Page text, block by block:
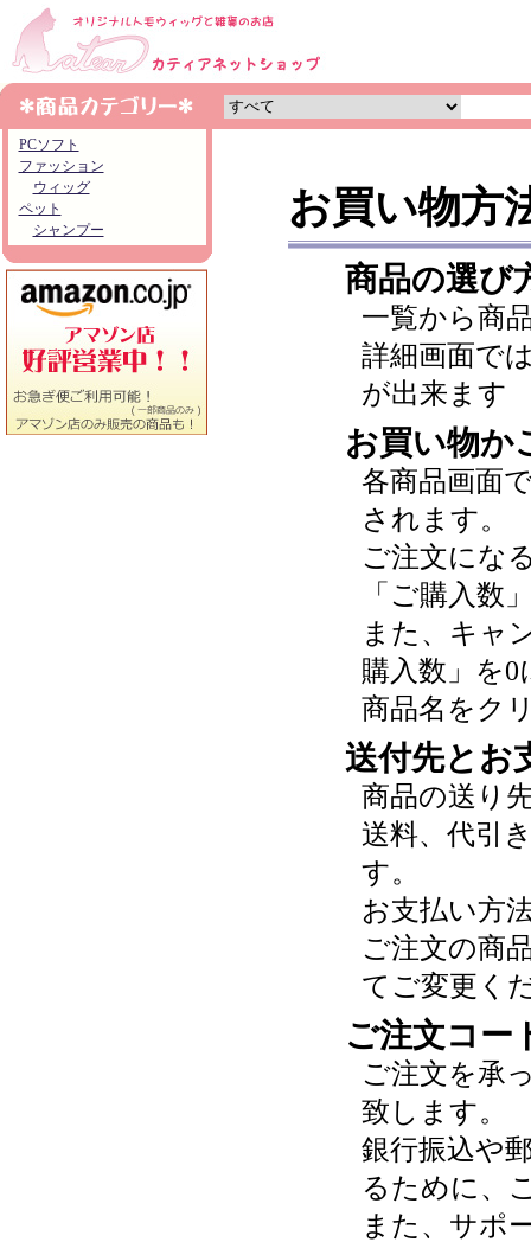
PCソフト
ファッション
ウィッグ
ペット
シャンプー
お買い物方
商品の選び
一覧から商
詳細画面で
が出来ます
お買い物か
各商品画面
されます。
ご注文にな
「ご購入数
また、キャ
購入数」を
商品名をク
送付先とお
商品の送り
送料、代引
す。
お支払い方
ご注文の商
てご変更く
ご注文コー
ご注文を承
致します。
銀行振込や
るために、
また、サポ